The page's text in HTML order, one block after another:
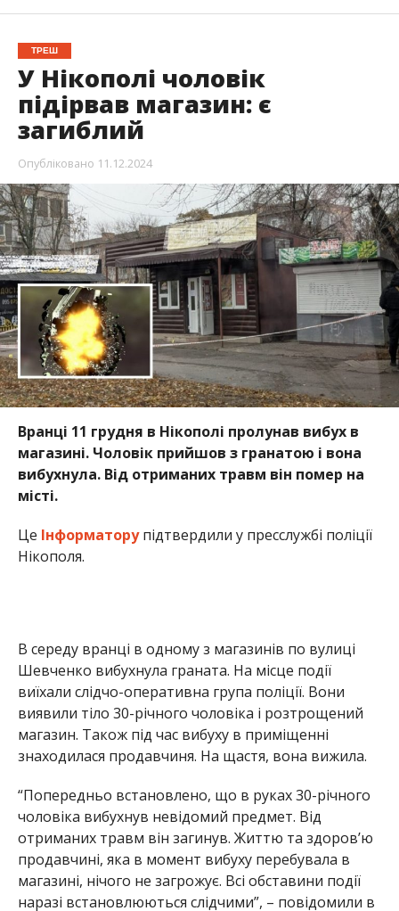
У Нікополі чоловік
підірвав магазин: є
загиблий
Опубліковано11.12.2024
Вранці 11 грудня в Нікополі пролунав вибух в
магазині. Чоловік прийшов з гранатою і вона
вибухнула. Від отриманих травм він помер на
місті.
ЦеІнформаторупідтвердили у пресслужбі поліції
Нікополя.
виявили тіло 30-річного чоловіка і розтрощений
магазин. Також під час вибуху в приміщенні
знаходилася продавчиня. На щастя, вона вижила.
“Попередньо встановлено, що в руках 30-річного
чоловіка вибухнув невідомий предмет. Від
продавчині, яка в момент вибуху перебувала в
магазині, нічого не загрожує. Всі обставини події
наразі встановлюються слідчими”, – повідомили в
пресслужбі.
Раніше Інформатор повідомляв, що ворог влучив